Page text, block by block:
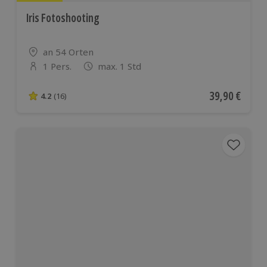
Iris Fotoshooting
Standort
an 54 Orten
Anzahl der Teilnehmer
1 Pers. max. 1 Std
4.2 von 5 Sternen basierend auf 16 Bewertungen
4.2 (16) Aktueller
39,90 €